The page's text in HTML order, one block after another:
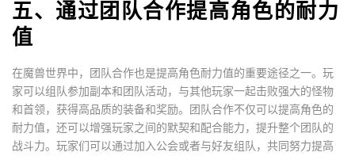
五、通过团队合作提高角色的耐力
值
在魔兽世界中，团队合作也是提高角色耐力值的重要途径之一。玩
家可以组队参加副本和团队活动，与其他玩家一起击败强大的怪物
和首领，获得高品质的装备和奖励。团队合作不仅可以提高角色的
耐力值，还可以增强玩家之间的默契和配合能力，提升整个团队的
战斗力。玩家们可以通过加入公会或者与好友组队，共同努力提高